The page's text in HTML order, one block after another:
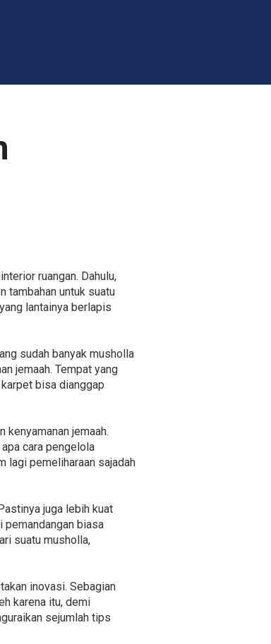
ruangan. Dahulu,
tambahan untuk suatu
lantainya berlapis
sudah banyak musholla
jemaah. Tempat yang
bisa dianggap
kenyamanan jemaah.
cara pengelola
lagi pemeliharaan sajadah
juga lebih kuat
pemandangan biasa
suatu musholla,
inovasi. Sebagian
karena itu, demi
sejumlah tips